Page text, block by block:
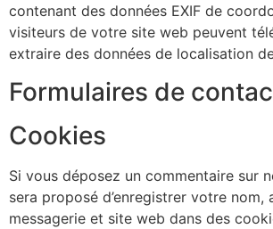
contenant des données EXIF de
visiteurs de votre site web peuvent
extraire des données de localisation
Formulaires de
Cookies
Si vous déposez un commentaire sur
sera proposé d’enregistrer votre nom,
messagerie et site web dans des